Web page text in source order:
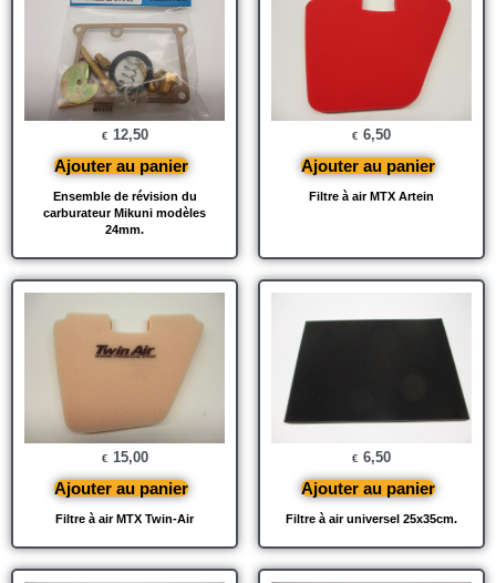
Ensemble de révision du
carburateur Mikuni modèles
24mm.
€ 12,50
Ajouter au panier
Filtre à air MTX Artein
€ 6,50
Ajouter au panier
Filtre à air MTX Twin-Air
€ 15,00
Ajouter au panier
Filtre à air universel 25x35cm.
€ 6,50
Ajouter au panier